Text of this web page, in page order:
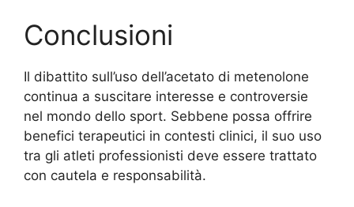
Conclusioni
Il dibattito sull’uso dell’acetato di metenolone
continua a suscitare interesse e controversie
nel mondo dello sport. Sebbene possa offrire
benefici terapeutici in contesti clinici, il suo uso
tra gli atleti professionisti deve essere trattato
con cautela e responsabilità.